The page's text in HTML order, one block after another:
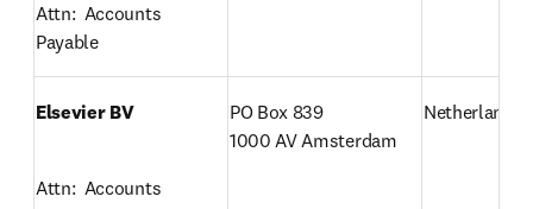
Attn:  Accounts
Payable
Elsevier BV
Attn:  Accounts
PO Box 839
1000 AV Amsterdam
Netherlands